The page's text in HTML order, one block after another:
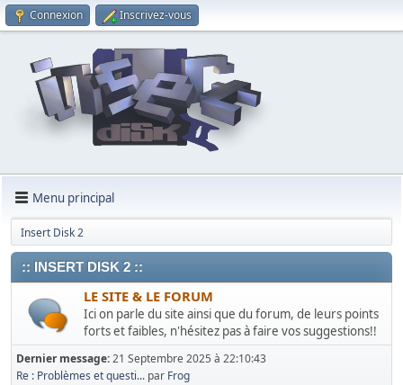
Connexion Inscrivez-vous
Menu principal
Insert Disk 2
:: INSERT DISK 2 ::
LE SITE & LE FORUM
Ici on parle du site ainsi que du forum, de leurs points
forts et faibles, n'hésitez pas à faire vos suggestions!!
Dernier message:21 Septembre 2025 à 22:10:43
Re : Problèmes et questi... par Frog